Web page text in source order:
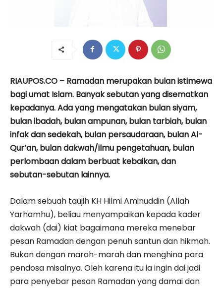
RIAUPOS.CO – Ramadan merupakan bulan istimewa
bagi umat Islam. Banyak sebutan yang disematkan
kepadanya. Ada yang mengatakan bulan siyam,
bulan ibadah, bulan ampunan, bulan tarbiah, bulan
infak dan sedekah, bulan persaudaraan, bulan Al-
Qur’an, bulan dakwah/ilmu pengetahuan, bulan
perlombaan dalam berbuat kebaikan, dan
sebutan-sebutan lainnya.
Dalam sebuah taujih KH Hilmi Aminuddin (Allah
Yarhamhu), beliau menyampaikan kepada kader
dakwah (dai) kiat bagaimana mereka menebar
pesan Ramadan dengan penuh santun dan hikmah.
Bukan dengan marah-marah dan menghina para
pendosa misalnya. Oleh karena itu ia ingin dai jadi
para penyebar pesan Ramadan yang damai dan